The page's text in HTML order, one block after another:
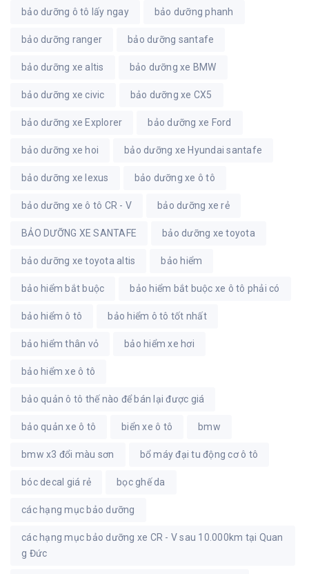
bảo dưỡng ô tô lấy ngay bảo dưỡng phanh
bảo dưỡng ranger bảo dưỡng santafe
bảo dưỡng xe altis bảo dưỡng xe BMW
bảo dưỡng xe civic bảo dưỡng xe CX5
bảo dưỡng xe Explorer bảo dưỡng xe Ford
bảo dưỡng xe hoi bảo dưỡng xe Hyundai santafe
bảo dưỡng xe lexus bảo dưỡng xe ô tô
bảo dưỡng xe ô tô CR - V bảo dưỡng xe rẻ
BẢO DƯỠNG XE SANTAFE bảo dưỡng xe toyota
bảo dưỡng xe toyota altis bảo hiểm
bảo hiểm bắt buộc bảo hiểm bắt buộc xe ô tô phải có
bảo hiểm ô tô bảo hiểm ô tô tốt nhất
bảo hiểm thân vỏ bảo hiểm xe hơi
bảo hiểm xe ô tô
bảo quản ô tô thế nào để bán lại được giá
bảo quản xe ô tô biển xe ô tô bmw
bmw x3 đổi màu sơn bổ máy đại tu động cơ ô tô
bóc decal giá rẻ bọc ghế da
các hạng mục bảo dưỡng
các hạng mục bảo dưỡng xe CR - V sau 10.000km tại Quan
g Đức